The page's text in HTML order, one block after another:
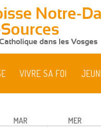
Notre-
dans les Vosges
VIVRE SA FOI
MAR MER